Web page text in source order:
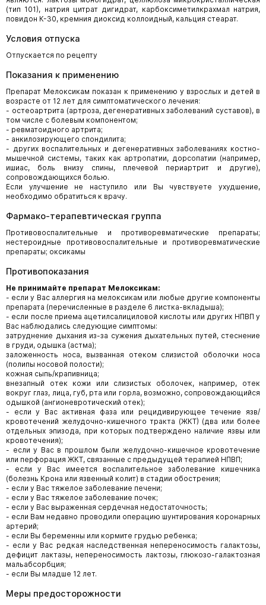
(тип 101), натрия цитрат дигидрат, карбоксиметилкрахмал натрия,
повидон К-30, кремния диоксид коллоидный, кальция стеарат.
Условия отпуска
Отпускается по рецепту
Показания к применению
Препарат Мелоксикам показан к применению у взрослых и детей в
возрасте от 12 лет для симптоматического лечения:
- остеоартрита (артроза, дегенеративных заболеваний суставов), в
том числе с болевым компонентом;
- ревматоидного артрита;
- анкилозирующего спондилита;
- других воспалительных и дегенеративных заболеваниях костно-
мышечной системы, таких как артропатии, дорсопатии (например,
ишиас, боль внизу спины, плечевой периартрит и другие),
сопровождающихся болью.
Если улучшение не наступило или Вы чувствуете ухудшение,
необходимо обратиться к врачу.
Фармако-терапевтическая группа
Противовоспалительные и противоревматические препараты;
нестероидные противовоспалительные и противоревматические
препараты; оксикамы
Противопоказания
Не принимайте препарат Мелоксикам:
- если у Вас аллергия на мелоксикам или любые другие компоненты
препарата (перечисленные в разделе 6 листка-вкладыша);
- если после приема ацетилсалициловой кислоты или других НПВП у
Вас наблюдались следующие симптомы:
затруднение дыхания из-за сужения дыхательных путей, стеснение
в груди, одышка (астма);
заложенность носа, вызванная отеком слизистой оболочки носа
(полипы носовой полости);
кожная сыпь/крапивница;
внезапный отек кожи или слизистых оболочек, например, отек
вокруг глаз, лица, губ, рта или горла, возможно, сопровождающийся
одышкой (ангионевротический отек);
- если у Вас активная фаза или рецидивирующее течение язв/
кровотечений желудочно-кишечного тракта (ЖКТ) (два или более
отдельных эпизода, при которых подтверждено наличие язвы или
кровотечения);
- если у Вас в прошлом были желудочно-кишечное кровотечение
или перфорация ЖКТ, связанные с предыдущей терапией НПВП;
- если у Вас имеется воспалительное заболевание кишечника
(болезнь Крона или язвенный колит) в стадии обострения;
- если у Вас тяжелое заболевание печени;
- если у Вас тяжелое заболевание почек;
- если у Вас выраженная сердечная недостаточность;
- если Вам недавно проводили операцию шунтирования коронарных
артерий;
- если Вы беременны или кормите грудью ребенка;
- если у Вас редкая наследственная непереносимость галактозы,
дефицит лактазы, непереносимость лактозы, глюкозо-галактозная
мальабсорбция;
- если Вы младше 12 лет.
Меры предосторожности